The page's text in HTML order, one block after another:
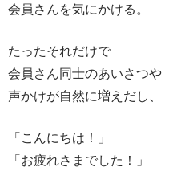
会員さんを気にかける。
たったそれだけで
会員さん同士のあいさつや
声かけが自然に増えだし、
「こんにちは！」
「お疲れさまでした！」